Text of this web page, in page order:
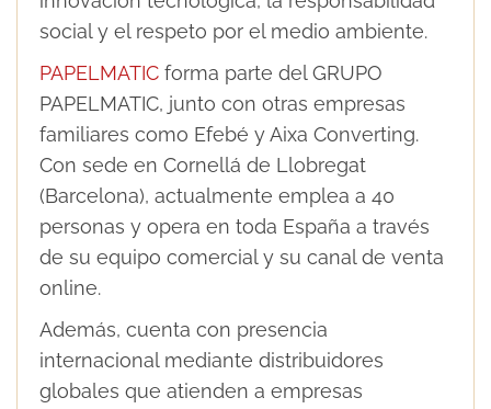
social y el respeto por el medio ambiente.
PAPELMATIC forma parte del GRUPO
PAPELMATIC, junto con otras empresas
familiares como Efebé y Aixa Converting.
Con sede en Cornellá de Llobregat
(Barcelona), actualmente emplea a 40
personas y opera en toda España a través
de su equipo comercial y su canal de venta
online.
Además, cuenta con presencia
internacional mediante distribuidores
globales que atienden a empresas